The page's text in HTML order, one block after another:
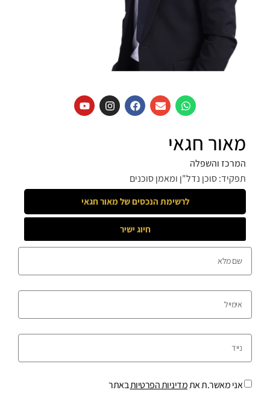
מאור חגאי
המרכז והשפלה
תפקיד: סוכן נדל"ן ומאמן סוכנים
לרשימת הנכסים שלמאור חגאי
חיוג ישיר
אני מאשר.ת אתמדיניות הפרטיותבאתר